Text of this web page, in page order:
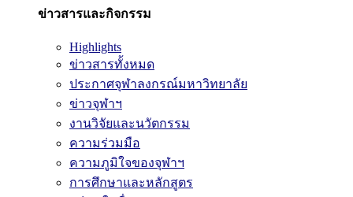
ข่าวสารและกิจกรรม
Highlights
ข่าวสารทั้งหมด
ประกาศจุฬาลงกรณ์มหาวิทยาลัย
ข่าวจุฬาฯ
งานวิจัยและนวัตกรรม
ความร่วมมือ
ความภูมิใจของจุฬาฯ
การศึกษาและหลักสูตร